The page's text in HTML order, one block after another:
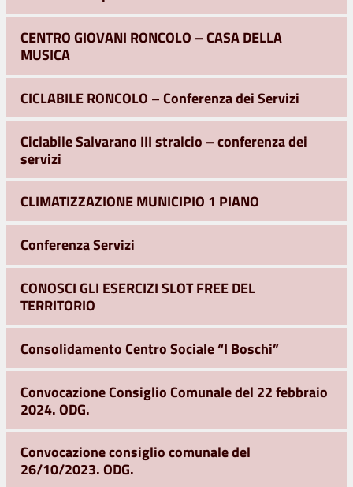
CENTRO GIOVANI RONCOLO – CASA DELLA
MUSICA
CICLABILE RONCOLO – Conferenza dei Servizi
Ciclabile Salvarano III stralcio – conferenza dei
servizi
CLIMATIZZAZIONE MUNICIPIO 1 PIANO
Conferenza Servizi
CONOSCI GLI ESERCIZI SLOT FREE DEL
TERRITORIO
Consolidamento Centro Sociale “I Boschi”
Convocazione Consiglio Comunale del 22 febbraio
2024. ODG.
Convocazione consiglio comunale del
26/10/2023. ODG.